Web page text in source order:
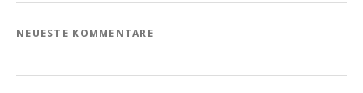
NEUESTE KOMMENTARE